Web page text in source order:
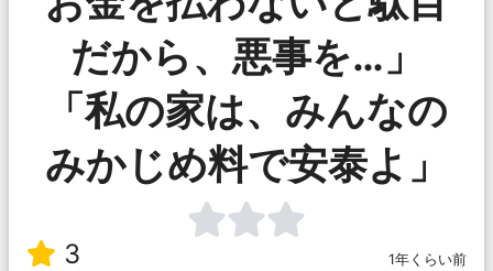
だから、悪事を…」
「私の家は、みんなの
みかじめ料で安泰よ」
3 1年くらい前